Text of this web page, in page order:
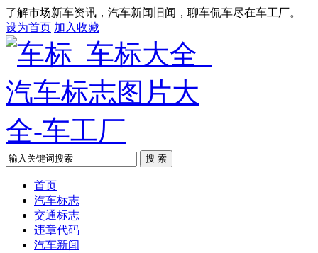
了解市场新车资讯，汽车新闻旧闻，聊车侃车尽在车工厂。
设为首页 加入收藏
搜 索
首页
汽车标志
交通标志
违章代码
汽车新闻